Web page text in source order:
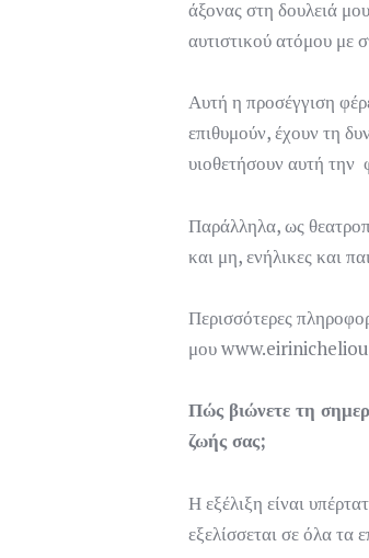
άξονας στη δουλειά
αυτιστικού ατόμου με
Αυτή η προσέγγιση
επιθυμούν, έχουν τη
υιοθετήσουν αυτή την
Παράλληλα, ως
και μη, ενήλικες και
Περισσότερες
μου
Πώς βιώνετε τη
ζωής σας;
Η εξέλιξη είναι
εξελίσσεται σε όλα τα